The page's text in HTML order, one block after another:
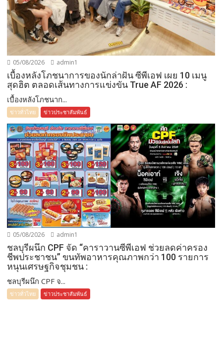
05/08/2026 admin1
เบื้องหลังโภชนาการของนักล่าฝัน ซีพีเอฟ เผย 10 เมนู
สุดฮิต ตลอดเส้นทางการแข่งขัน True AF 2026 :
เบื้องหลังโภชนาก...
ข่าวทั่วไทย ข่าวประชาสัมพันธ์
05/08/2026 admin1
ชลบุรีผนึก CPF จัด “คาราวานซีพีเอฟ ช่วยลดค่าครอง
ชีพประชาชน” ขนทัพอาหารคุณภาพกว่า 100 รายการ
หนุนเศรษฐกิจชุมชน :
ชลบุรีผนึก CPF จ...
ข่าวทั่วไทย ข่าวประชาสัมพันธ์